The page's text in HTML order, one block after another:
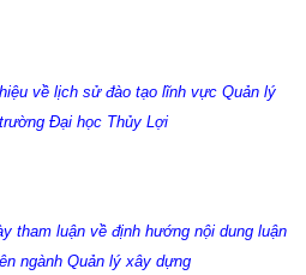
về lịch sử đào tạo lĩnh vực Quản lý
Đại học Thủy Lợi
tham luận về định hướng nội dung luận
ngành Quản lý xây dựng